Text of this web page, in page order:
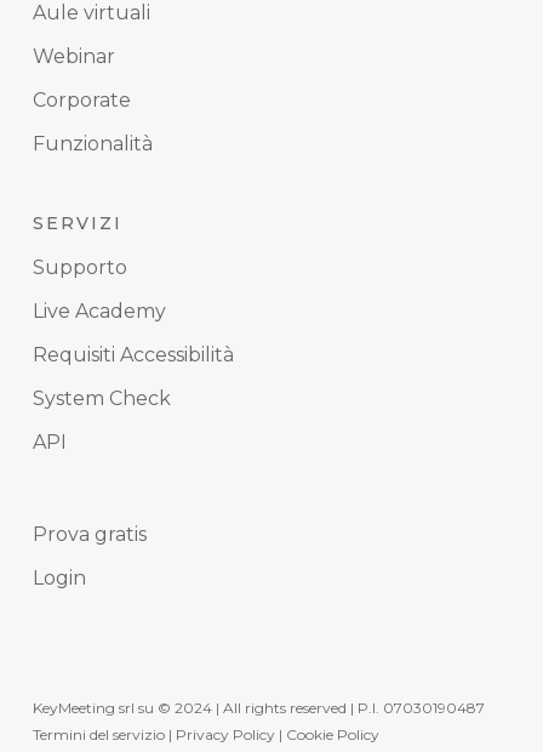
Aule virtuali
Webinar
Corporate
Funzionalità
SERVIZI
Supporto
Live Academy
Requisiti Accessibilità
System Check
API
Prova gratis
Login
KeyMeeting srl su © 2024 | All rights reserved | P.I. 07030190487
Termini del servizio| Privacy Policy| Cookie Policy